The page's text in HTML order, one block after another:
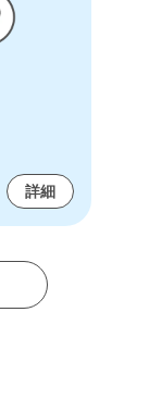
詳細